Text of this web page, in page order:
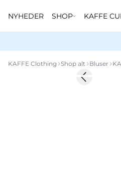
NYHEDER SHOP KAFFE
KAFFE Clothing Shop alt Bluser
-50%Previous